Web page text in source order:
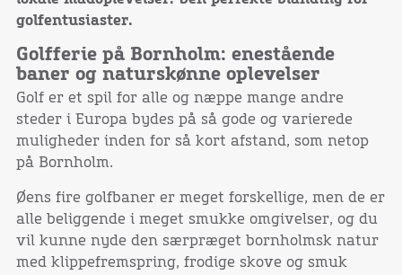
golfentusiaster.
Golfferie på Bornholm: enestående
baner og naturskønne oplevelser
Golf er et spil for alle og næppe mange andre
steder i Europa bydes på så gode og varierede
muligheder inden for så kort afstand, som netop
på Bornholm.
Øens fire golfbaner er meget forskellige, men de er
alle beliggende i meget smukke omgivelser, og du
vil kunne nyde den særpræget bornholmsk natur
med klippefremspring, frodige skove og smuk